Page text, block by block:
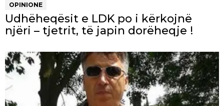
OPINIONE
Udhëheqësit e LDK po i kërkojnë
njëri – tjetrit, të japin dorëheqje !